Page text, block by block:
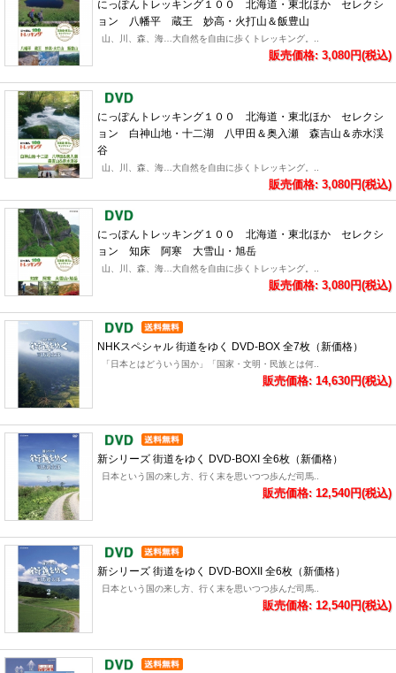
にっぽんトレッキング１００ 北海道・東北ほか セレクシ
ョン 八幡平 蔵王 妙高・火打山＆飯豊山
山、川、森、海…大自然を自由に歩くトレッキング。..
販売価格: 3,080円(税込)
にっぽんトレッキング１００ 北海道・東北ほか セレクシ
ョン 白神山地・十二湖 八甲田＆奥入瀬 森吉山＆赤水渓
谷
山、川、森、海…大自然を自由に歩くトレッキング。..
販売価格: 3,080円(税込)
にっぽんトレッキング１００ 北海道・東北ほか セレクシ
ョン 知床 阿寒 大雪山・旭岳
山、川、森、海…大自然を自由に歩くトレッキング。..
販売価格: 3,080円(税込)
NHKスペシャル 街道をゆく DVD-BOX 全7枚（新価格）
「日本とはどういう国か」「国家・文明・民族とは何..
販売価格: 14,630円(税込)
新シリーズ 街道をゆく DVD-BOXI 全6枚（新価格）
日本という国の来し方、行く末を思いつつ歩んだ司馬..
販売価格: 12,540円(税込)
新シリーズ 街道をゆく DVD-BOXII 全6枚（新価格）
日本という国の来し方、行く末を思いつつ歩んだ司馬..
販売価格: 12,540円(税込)